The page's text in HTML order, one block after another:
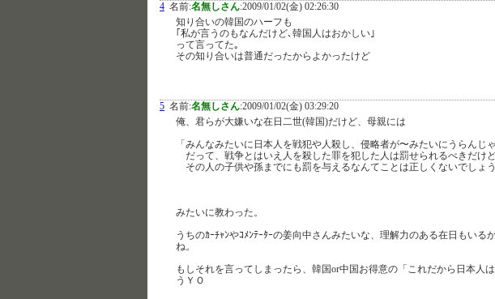
4 名前:名無しさん:2009/01/02(金) 02:26:30
知り合いの韓国のハーフも
｢私が言うのもなんだけど､韓国人はおかしい｣
って言ってた｡
その知り合いは普通だったからよかったけど
5 名前:名無しさん:2009/01/02(金) 03:29:20
俺、君らが大嫌いな在日二世(韓国)だけど、母親には
「みんなみたいに日本人を戦犯や人殺し、侵略者が〜みたいにうらんじ
だって、戦争とはいえ人を殺した罪を犯した人は罰せられるべきだけど
その人の子供や孫までにも罰を与えるなんてことは正しくないでしょう
みたいに教わった。
うちのｶｰﾁｬﾝやｺﾒﾝﾃｰﾀｰの姜向中さんみたいな、理解力のある在日もい
ね。
もしそれを言ってしまったら、韓国or中国お得意の「これだから日本人
うＹＯ